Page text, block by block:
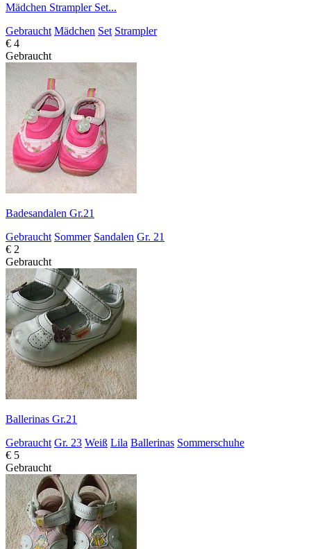
Mädchen Strampler Set...
Gebraucht Mädchen Set Strampler
€ 4
Gebraucht
Badesandalen Gr.21
Gebraucht Sommer Sandalen Gr. 21
€ 2
Gebraucht
Ballerinas Gr.21
Gebraucht Gr. 23 Weiß Lila Ballerinas Sommerschuhe
€ 5
Gebraucht